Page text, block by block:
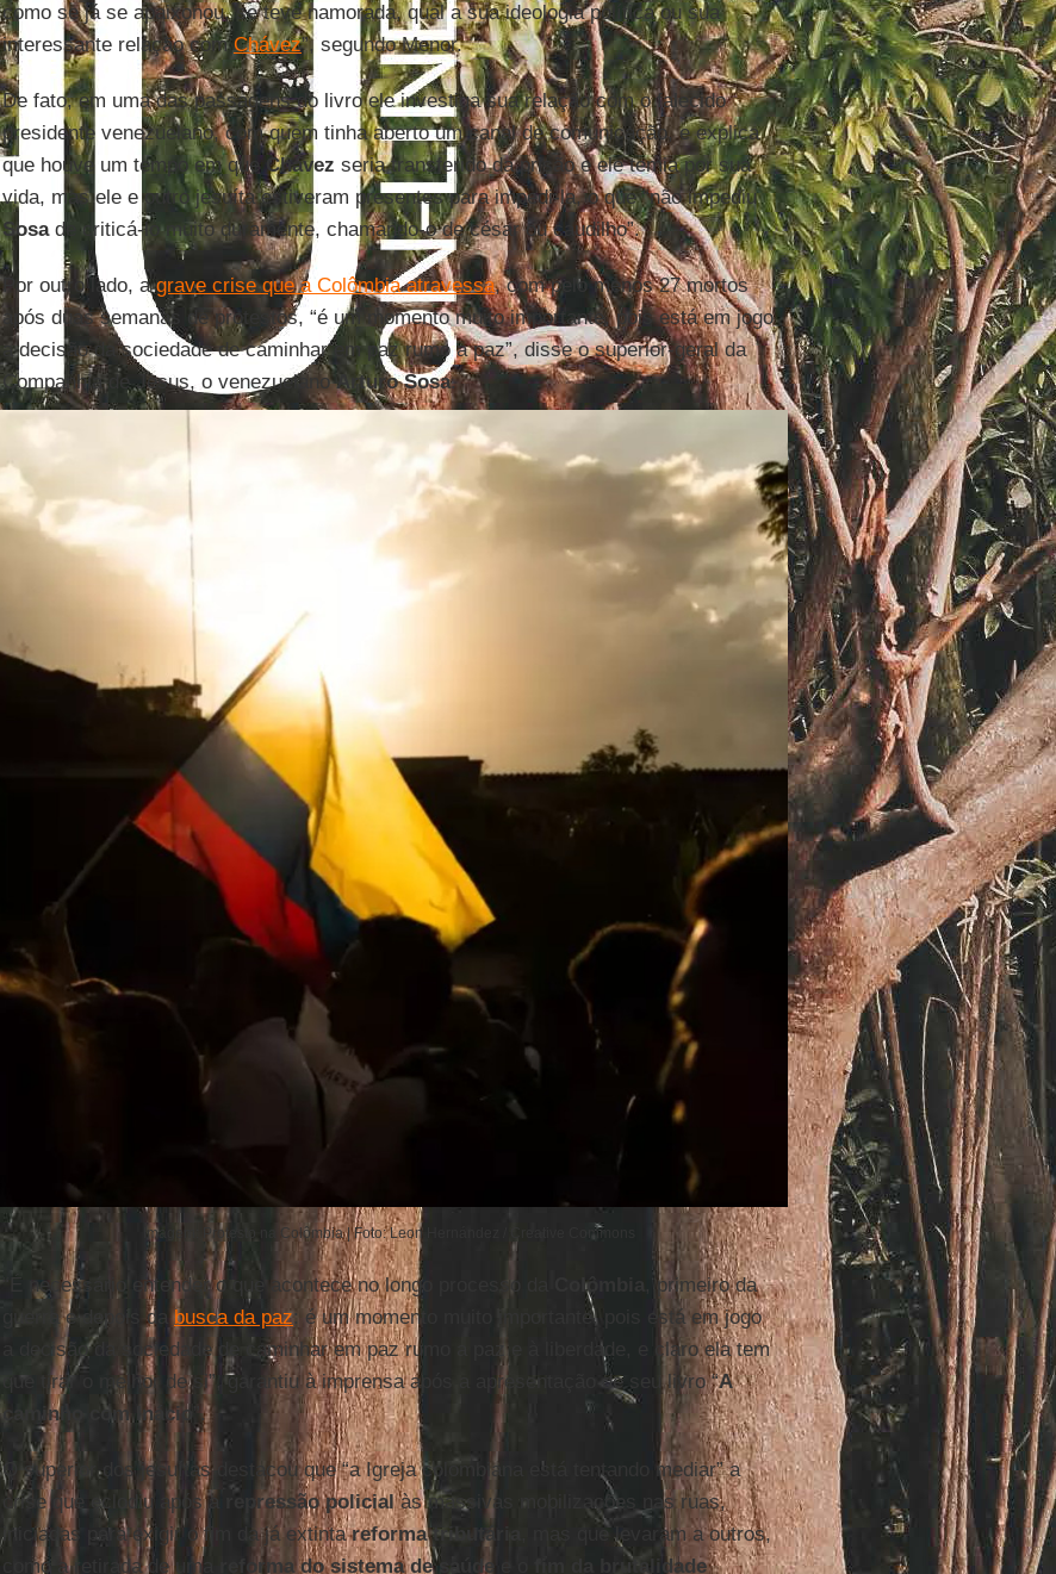
como se já se apaixonou, se teve namorada, qual a sua ideologia política ou sua
interessante relação comChávez”, segundo Menor.
De fato, em uma das passagens do livro ele investiga sua relação com o falecido
presidente venezuelano, com quem tinha aberto um canal de comunicação, e explica
que houve um tempo em que Chávez seria transferido da prisão e ele temia por sua
vida, mas ele e outro jesuíta estiveram presentes para impedi-la, o que “não impediu
Sosade criticá-lo muito duramente, chamando-o de césar ou caudilho”.
Por outro lado, agrave crise que a Colômbia atravessa, com pelo menos 27 mortos
após duas semanas de protestos, “é um momento muito importante, pois está em jogo
a decisão da sociedade de caminhar em paz rumo a paz”, disse o superior-geral da
Companhia de Jesus, o venezuelanoArturo Sosa.
Imagem: Protesto na Colômbia | Foto: Leon Hernández / Creative Commons
“É necessário entender o que acontece no longo processo da Colômbia
, primeiro da
guerra e depois dabusca da paz: é um momento muito importante, pois está em jogo
a decisão da sociedade de caminhar em paz rumo a paz e à liberdade, e claro ela tem
que tirar o melhor de si”, garantiu à imprensa após a apresentação de seu livro “A
caminho com Inácio ”.
O superior dos jesuítas destacou que “a Igreja colombiana está tentando mediar” a
crise que eclodiu após a
repressão policialàs massivas mobilizações nas ruas,
iniciadas para exigir o fim da já extintareforma tributária
, mas que levaram a outros,
como a retirada de uma
reforma do sistema de saúde fim da brutalidade